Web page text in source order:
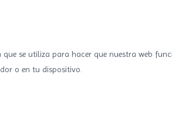
se utiliza para hacer que nuestra web
o en tu dispositivo.